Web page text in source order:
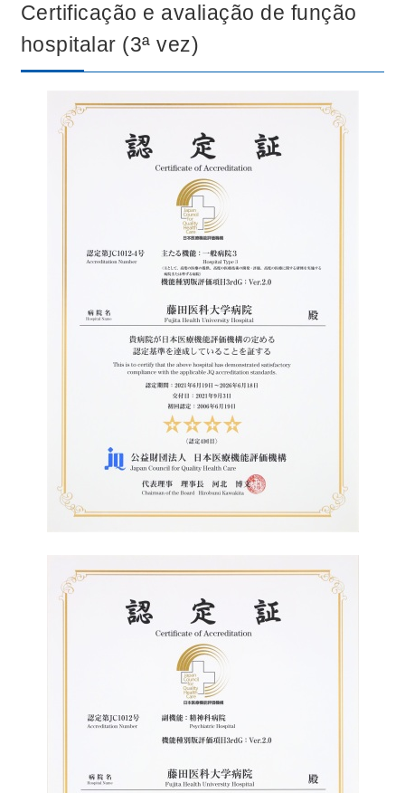
Certificação e avaliação de função
hospitalar (3ª vez)